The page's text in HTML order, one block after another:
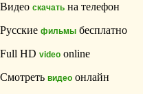
Видео скачать на телефон
Русские фильмы бесплатно
Full HD video online
Смотреть видео онлайн